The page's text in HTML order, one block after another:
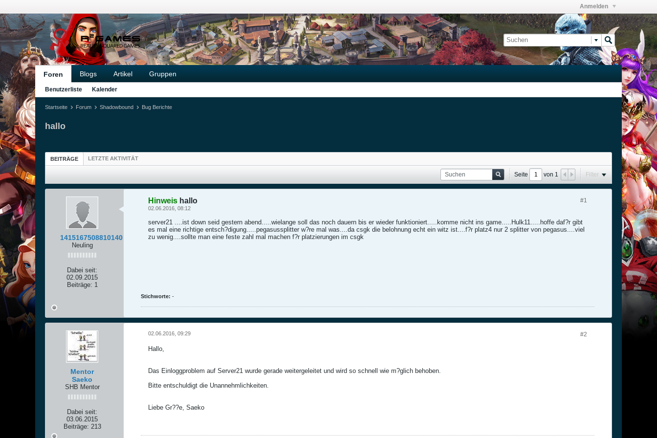
Anmelden
Foren Blogs Artikel Gruppen
Benutzerliste Kalender
Startseite Forum Shadowbound Bug Berichte
hallo
BEITRÄGE LETZTE AKTIVITÄT
Seite von 1 Filter
1415167508810140
Neuling
Dabei seit:
02.09.2015
Beiträge: 1
#1
Hinweis hallo
02.06.2016, 08:12
server21 ....ist down seid gestern abend.....wielange soll das noch dauern bis er wieder funktioniert.....komme nicht ins game.....Hulk11.....hoffe daf?r gibt
es mal eine richtige entsch?digung.....pegasussplitter w?re mal was....da csgk die belohnung echt ein witz ist....f?r platz4 nur 2 splitter von pegasus....viel
zu wenig....sollte man eine feste zahl mal machen f?r platzierungen im csgk
Stichworte: -
Mentor
Saeko
SHB Mentor
Dabei seit:
03.06.2015
Beiträge: 213
#2
02.06.2016, 09:29
Hallo,
Das Einloggproblem auf Server21 wurde gerade weitergeleitet und wird so schnell wie m?glich behoben.
Bitte entschuldigt die Unannehmlichkeiten.
Liebe Gr??e, Saeko